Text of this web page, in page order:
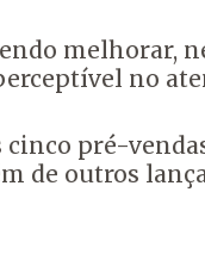
melhorar,
no
pré-
de outros